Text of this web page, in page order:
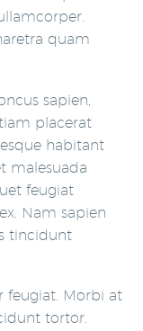
quam
sapien,
placerat
habitant
malesuada
feugiat
Nam sapien
tincidunt
feugiat. Morbi at
tortor.